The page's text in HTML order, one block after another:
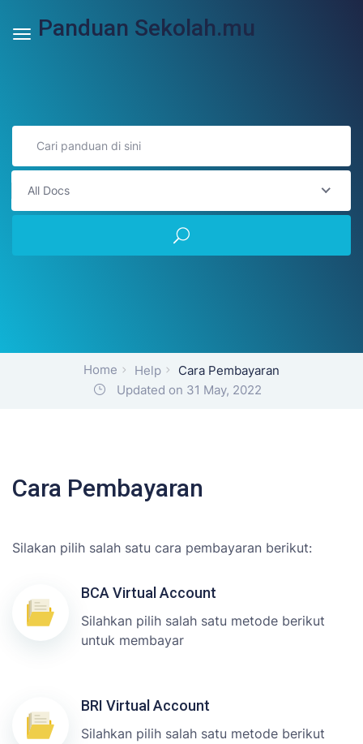
Panduan Sekolah.mu
All Docs
Home Help
Cara Pembayaran
Updated on 31 May, 2022
Cara Pembayaran
Silakan pilih salah satu cara pembayaran berikut:
BCA Virtual Account
Silahkan pilih salah satu metode berikut
untuk membayar
BRI Virtual Account
Silahkan pilih salah satu metode berikut